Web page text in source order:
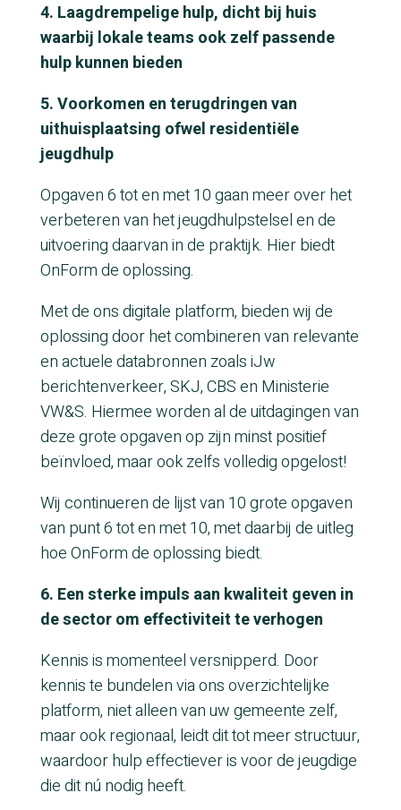
4. Laagdrempelige hulp, dicht bij huis
waarbij lokale teams ook zelf passende
hulp kunnen bieden
5. Voorkomen en terugdringen van
uithuisplaatsing ofwel residentiële
jeugdhulp
Opgaven 6 tot en met 10 gaan meer over het
verbeteren van het jeugdhulpstelsel en de
uitvoering daarvan in de praktijk. Hier biedt
OnForm de oplossing.
Met de ons digitale platform, bieden wij de
oplossing door het combineren van relevante
en actuele databronnen zoals iJw
berichtenverkeer, SKJ, CBS en Ministerie
VW&S. Hiermee worden al de uitdagingen van
deze grote opgaven op zijn minst positief
beïnvloed, maar ook zelfs volledig opgelost!
Wij continueren de lijst van 10 grote opgaven
van punt 6 tot en met 10, met daarbij de uitleg
hoe OnForm de oplossing biedt.
6. Een sterke impuls aan kwaliteit geven in
de sector om effectiviteit te verhogen
Kennis is momenteel versnipperd. Door
kennis te bundelen via ons overzichtelijke
platform, niet alleen van uw gemeente zelf,
maar ook regionaal, leidt dit tot meer structuur,
waardoor hulp effectiever is voor de jeugdige
die dit nú nodig heeft.